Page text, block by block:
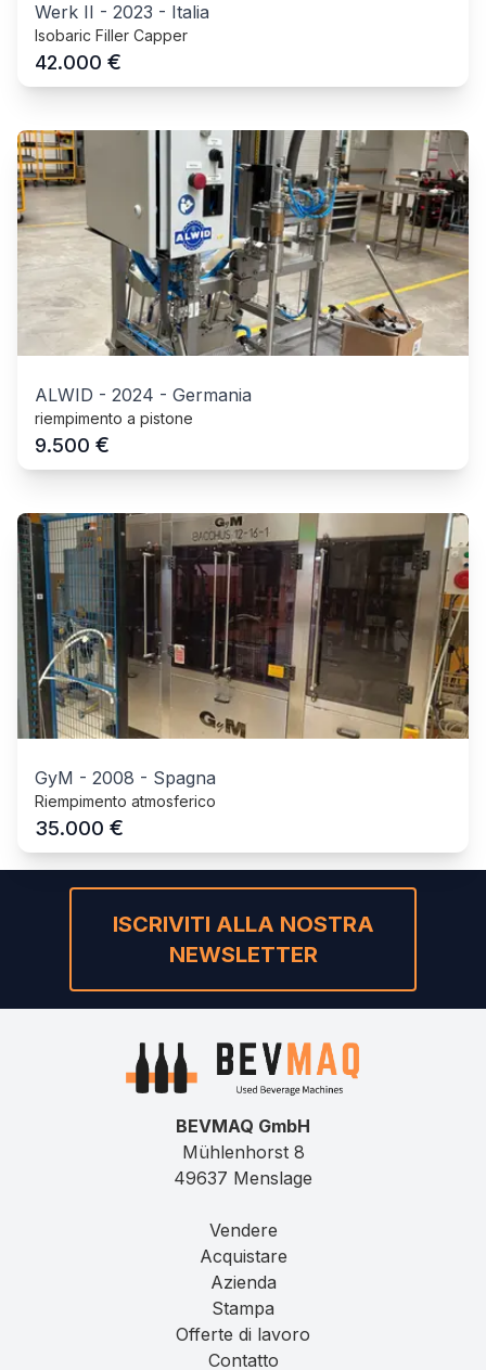
Werk II - 2023 - Italia
Isobaric Filler Capper
42.000 €
ALWID - 2024 - Germania
riempimento a pistone
9.500 €
GyM - 2008 - Spagna
Riempimento atmosferico
35.000 €
ISCRIVITI ALLA NOSTRA
NEWSLETTER
BEVMAQ GmbH
Mühlenhorst 8
49637 Menslage
Vendere
Acquistare
Azienda
Stampa
Offerte di lavoro
Contatto